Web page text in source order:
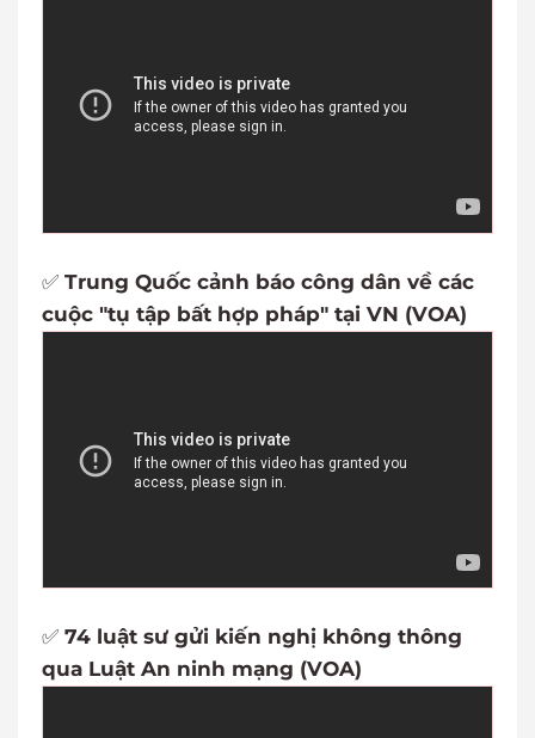
✅ Trung Quốc cảnh báo công dân về các
cuộc "tụ tập bất hợp pháp" tại VN (VOA)
✅ 74 luật sư gửi kiến nghị không thông
qua Luật An ninh mạng (VOA)